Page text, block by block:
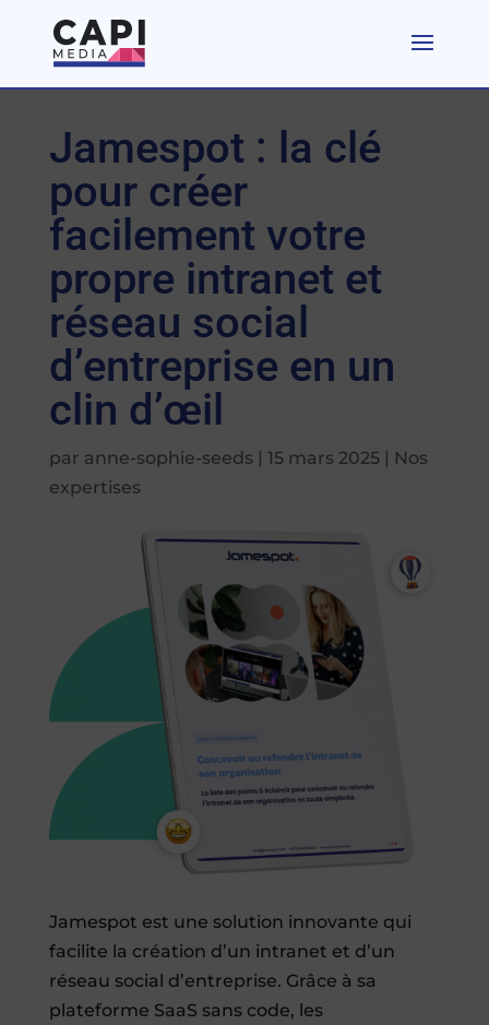
Jamespot : la clé
pour créer
facilement votre
propre intranet et
réseau social
d’entreprise en un
clin d’œil
par anne-sophie-seeds| 15 mars 2025| Nos
expertises
Jamespot est une solution innovante qui
facilite la création d’un intranet et d’un
réseau social d’entreprise. Grâce à sa
plateforme SaaS sans code, les